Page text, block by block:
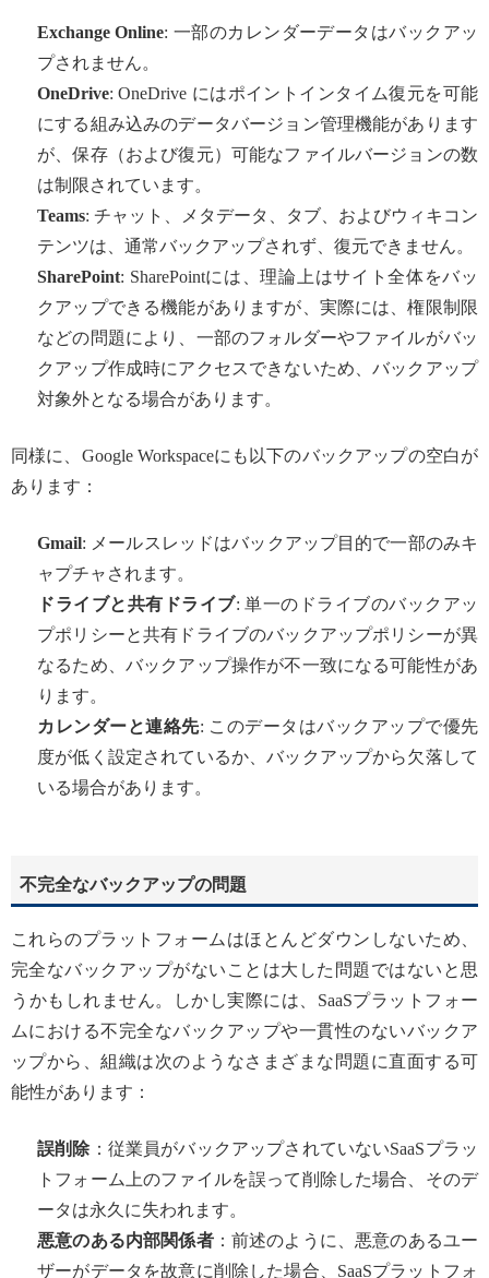
Exchange Online: 一部のカレンダーデータはバックアッ
プされません。
OneDrive: OneDrive にはポイントインタイム復元を可能
にする組み込みのデータバージョン管理機能があります
が、保存（および復元）可能なファイルバージョンの数
は制限されています。
Teams: チャット、メタデータ、タブ、およびウィキコン
テンツは、通常バックアップされず、復元できません。
SharePoint: SharePointには、理論上はサイト全体をバッ
クアップできる機能がありますが、実際には、権限制限
などの問題により、一部のフォルダーやファイルがバッ
クアップ作成時にアクセスできないため、バックアップ
対象外となる場合があります。
同様に、Google Workspaceにも以下のバックアップの空白が
あります：
Gmail: メールスレッドはバックアップ目的で一部のみキ
ャプチャされます。
ドライブと共有ドライブ: 単一のドライブのバックアッ
プポリシーと共有ドライブのバックアップポリシーが異
なるため、バックアップ操作が不一致になる可能性があ
ります。
カレンダーと連絡先: このデータはバックアップで優先
度が低く設定されているか、バックアップから欠落して
いる場合があります。
不完全なバックアップの問題
これらのプラットフォームはほとんどダウンしないため、
完全なバックアップがないことは大した問題ではないと思
うかもしれません。しかし実際には、SaaSプラットフォー
ムにおける不完全なバックアップや一貫性のないバックア
ップから、組織は次のようなさまざまな問題に直面する可
能性があります：
誤削除：従業員がバックアップされていないSaaSプラッ
トフォーム上のファイルを誤って削除した場合、そのデ
ータは永久に失われます。
悪意のある内部関係者：前述のように、悪意のあるユー
ザーがデータを故意に削除した場合、SaaSプラットフォ